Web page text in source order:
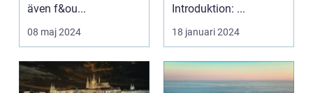
även f&ou...
08 maj 2024
Introduktion: ...
18 januari 2024